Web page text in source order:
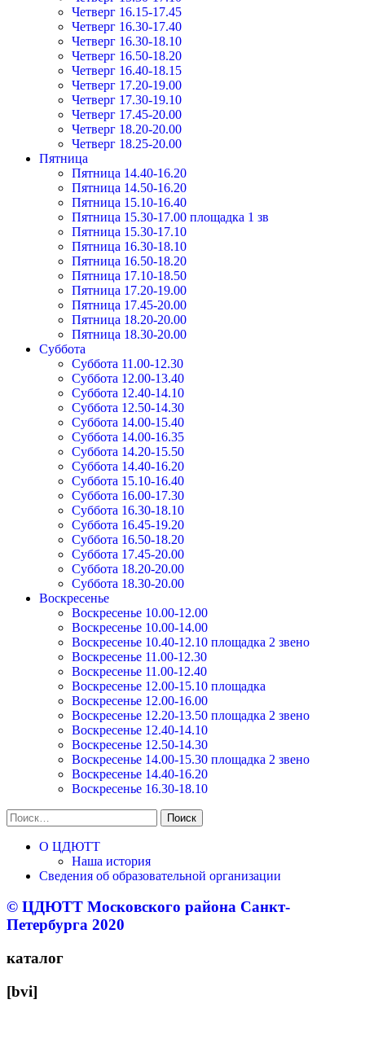
Четверг 16.15-17.45
Четверг 16.30-17.40
Четверг 16.30-18.10
Четверг 16.50-18.20
Четверг 16.40-18.15
Четверг 17.20-19.00
Четверг 17.30-19.10
Четверг 17.45-20.00
Четверг 18.20-20.00
Четверг 18.25-20.00
Пятница
Пятница 14.40-16.20
Пятница 14.50-16.20
Пятница 15.10-16.40
Пятница 15.30-17.00 площадка 1 зв
Пятница 15.30-17.10
Пятница 16.30-18.10
Пятница 16.50-18.20
Пятница 17.10-18.50
Пятница 17.20-19.00
Пятница 17.45-20.00
Пятница 18.20-20.00
Пятница 18.30-20.00
Суббота
Суббота 11.00-12.30
Суббота 12.00-13.40
Суббота 12.40-14.10
Суббота 12.50-14.30
Суббота 14.00-15.40
Суббота 14.00-16.35
Суббота 14.20-15.50
Суббота 14.40-16.20
Суббота 15.10-16.40
Суббота 16.00-17.30
Суббота 16.30-18.10
Суббота 16.45-19.20
Суббота 16.50-18.20
Суббота 17.45-20.00
Суббота 18.20-20.00
Суббота 18.30-20.00
Воскресенье
Воскресенье 10.00-12.00
Воскресенье 10.00-14.00
Воскресенье 10.40-12.10 площадка 2 звено
Воскресенье 11.00-12.30
Воскресенье 11.00-12.40
Воскресенье 12.00-15.10 площадка
Воскресенье 12.00-16.00
Воскресенье 12.20-13.50 площадка 2 звено
Воскресенье 12.40-14.10
Воскресенье 12.50-14.30
Воскресенье 14.00-15.30 площадка 2 звено
Воскресенье 14.40-16.20
Воскресенье 16.30-18.10
Найти:
О ЦДЮТТ
Наша история
Сведения об образовательной организации
© ЦДЮТТ Московского района Санкт-
Петербурга 2020
каталог
[bvi]